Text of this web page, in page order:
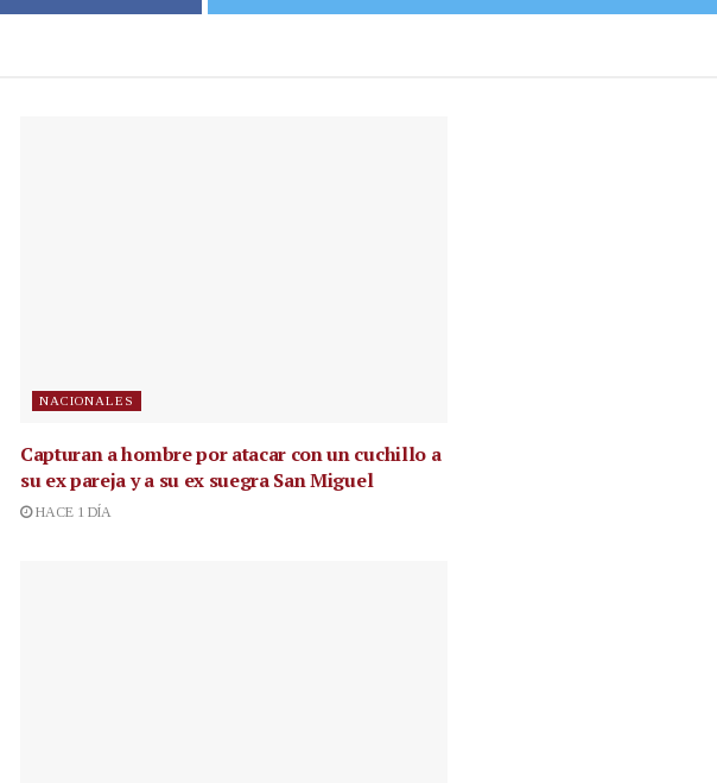
NACIONALES
Capturan a hombre por atacar con un cuchillo a
su ex pareja y a su ex suegra San Miguel
HACE 1 DÍA